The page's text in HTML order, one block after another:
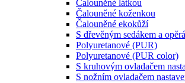
Čalouněné látkou
Čalouněné koženkou
Čalouněné ekokůží
S dřevěným sedákem a
Polyuretanové (PUR)
Polyuretanové (PUR color)
S kruhovým ovladačem
S nožním ovladačem